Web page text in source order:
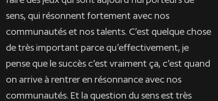
sens, qui résonnent fortement avec nos
communautés et nos talents. C’est quelque chose
de très important parce qu’effectivement, je
pense que le succès c’est vraiment ça, c’est quand
on arrive à rentrer en résonnance avec nos
communautés. Et la question du sens est très